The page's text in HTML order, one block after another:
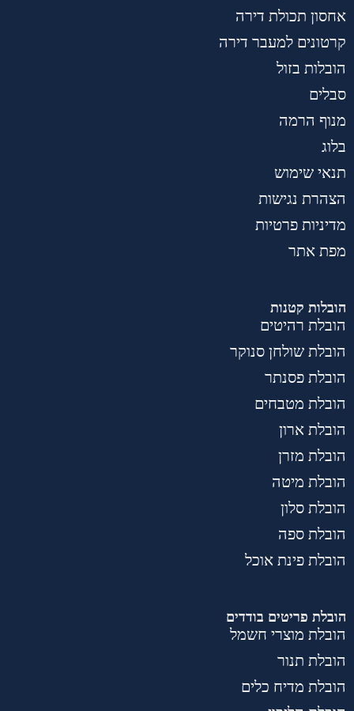
אחסון תכולת דירה
קרטונים למעבר דירה
הובלות בזול
סבלים
מנוף הרמה
בלוג
תנאי שימוש
הצהרת נגישות
מדיניות פרטיות
מפת אתר
הובלות קטנות
הובלת רהיטים
הובלת שולחן סנוקר
הובלת פסנתר
הובלת מטבחים
הובלת ארון
הובלת מזרן
הובלת מיטה
הובלת סלון
הובלת ספה
הובלת פינת אוכל
הובלת פריטים בודדים
הובלת מוצרי חשמל
הובלת תנור
הובלת מדיח כלים